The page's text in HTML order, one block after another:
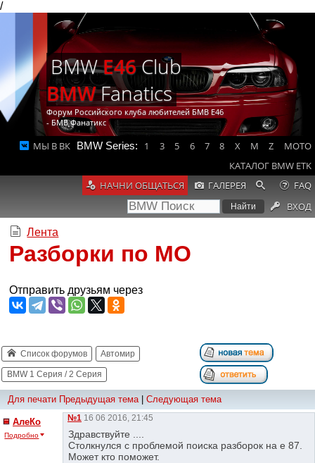
/
BMWE46Club
BMWFanatics
Форум Российского клуба любителей БМВ Е46
- БМВ Фанатикс
МЫ В ВК BMW Series: 1 3 5 6 7 8 X M Z
MOTO
КАТАЛОГ BMW ETK
НАЧНИ ОБЩАТЬСЯ
ГАЛЕРЕЯ
FAQ
ВХОД
Лента
Разборки по МО
Отправить друзьям через
Список форумов Автомир
BMW 1 Серия / 2 Серия
Для печати Предыдущая тема| Следующая тема
АлеКо
Подробно
№1 16 06 2016, 21:45
Здравствуйте ....
Столкнулся с проблемой поиска разборок на е 87.
Может кто поможет.